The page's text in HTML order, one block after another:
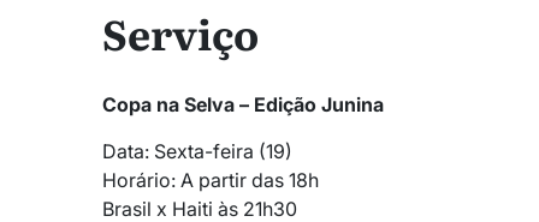
Serviço
Copa na Selva – Edição Junina
Data: Sexta-feira (19)
Horário: A partir das 18h
Brasil x Haiti às 21h30